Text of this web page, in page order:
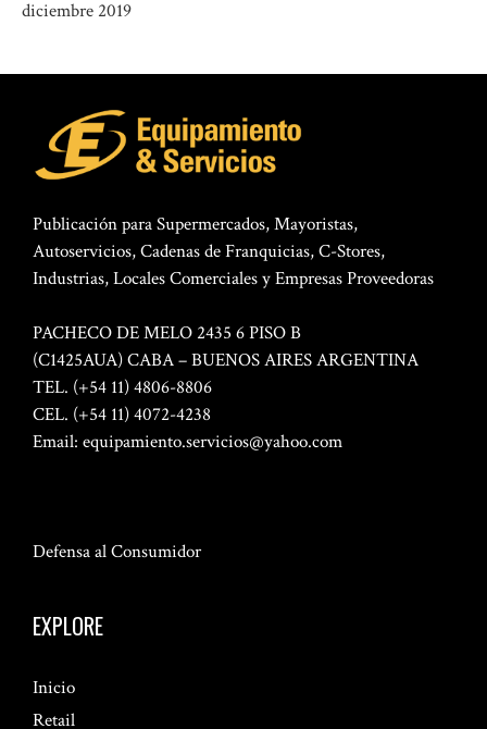
diciembre 2019
Publicación para Supermercados, Mayoristas,
Autoservicios, Cadenas de Franquicias, C-Stores,
Industrias, Locales Comerciales y Empresas Proveedoras
PACHECO DE MELO 2435 6 PISO B
(C1425AUA) CABA – BUENOS AIRES ARGENTINA
TEL. (+54 11) 4806-8806
CEL. (+54 11) 4072-4238
Email: equipamiento.servicios@yahoo.com
Defensa al Consumidor
EXPLORE
Inicio
Retail